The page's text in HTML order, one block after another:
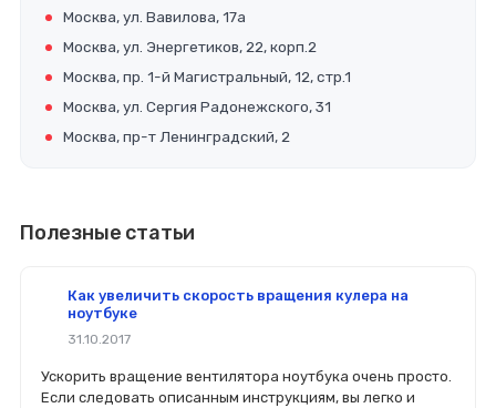
Москва, ул. Вавилова, 17а
Москва, ул. Энергетиков, 22, корп.2
Москва, пр. 1-й Магистральный, 12, стр.1
Москва, ул. Сергия Радонежского, 31
Москва, пр-т Ленинградский, 2
Полезные статьи
Как увеличить скорость вращения кулера на
ноутбуке
31.10.2017
Ускорить вращение вентилятора ноутбука очень просто.
Если следовать описанным инструкциям, вы легко и